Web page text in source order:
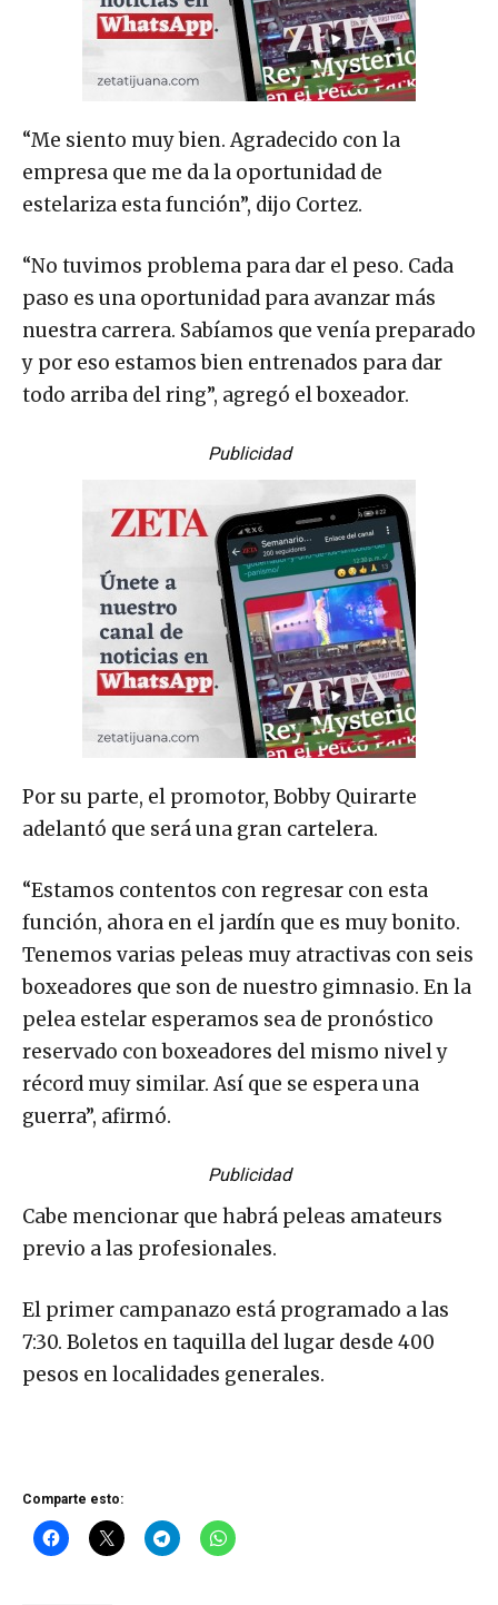
“Me siento muy bien. Agradecido con la
empresa que me da la oportunidad de
estelariza esta función”, dijo Cortez.
“No tuvimos problema para dar el peso. Cada
paso es una oportunidad para avanzar más
nuestra carrera. Sabíamos que venía preparado
y por eso estamos bien entrenados para dar
todo arriba del ring”, agregó el boxeador.
Publicidad
Por su parte, el promotor, Bobby Quirarte
adelantó que será una gran cartelera.
“Estamos contentos con regresar con esta
función, ahora en el jardín que es muy bonito.
Tenemos varias peleas muy atractivas con seis
boxeadores que son de nuestro gimnasio. En la
pelea estelar esperamos sea de pronóstico
reservado con boxeadores del mismo nivel y
récord muy similar. Así que se espera una
guerra”, afirmó.
Publicidad
Cabe mencionar que habrá peleas amateurs
previo a las profesionales.
El primer campanazo está programado a las
7:30. Boletos en taquilla del lugar desde 400
pesos en localidades generales.
Comparte esto: